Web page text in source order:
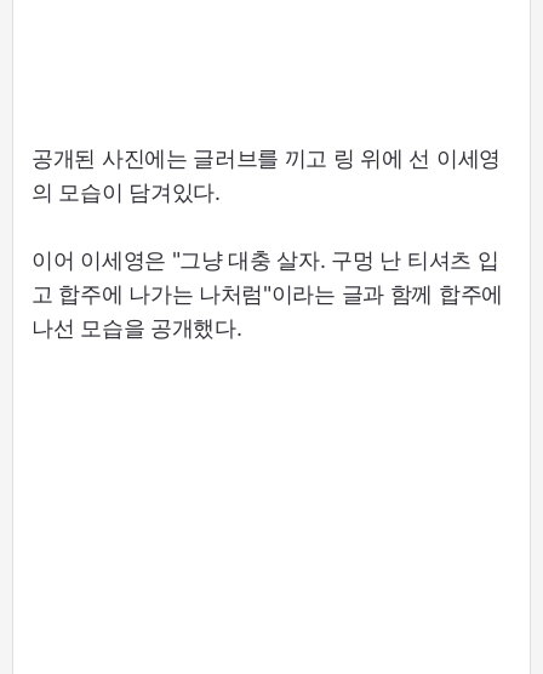
공개된 사진에는 글러브를 끼고 링 위에 선 이세영
의 모습이 담겨있다.
이어 이세영은 "그냥 대충 살자. 구멍 난 티셔츠 입
고 합주에 나가는 나처럼"이라는 글과 함께 합주에
나선 모습을 공개했다.